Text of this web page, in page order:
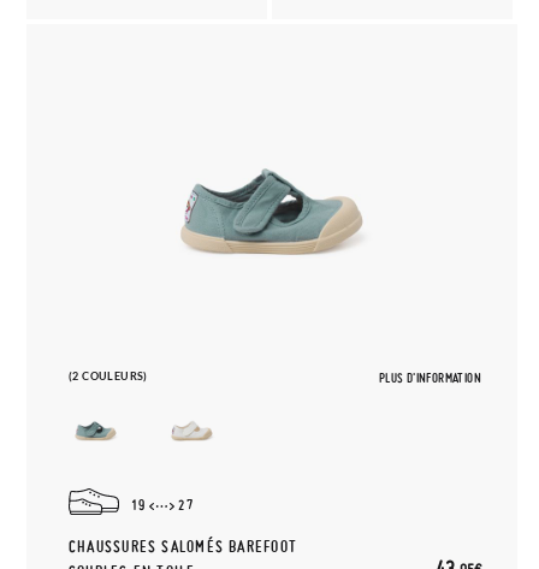
(2 COULEURS) PLUS D'INFORMATION
19 27
CHAUSSURES SALOMÉS BAREFOOT